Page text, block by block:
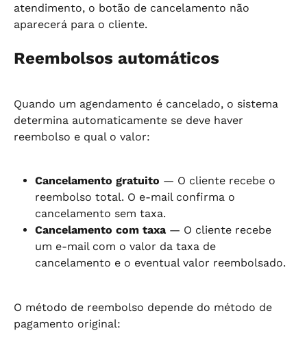
atendimento, o botão de cancelamento não
aparecerá para o cliente.
Reembolsos automáticos
Quando um agendamento é cancelado, o sistema
determina automaticamente se deve haver
reembolso e qual o valor:
Cancelamento gratuito — O cliente recebe o
reembolso total. O e-mail confirma o
cancelamento sem taxa.
Cancelamento com taxa — O cliente recebe
um e-mail com o valor da taxa de
cancelamento e o eventual valor reembolsado.
O método de reembolso depende do método de
pagamento original: